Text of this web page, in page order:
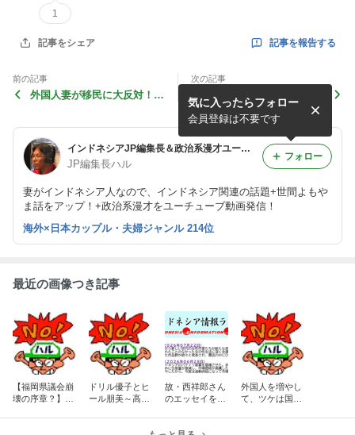
1
記事をシェア 記事を報告する
前の記事
外国人妻が移民に大反対！ 3
次の記事
【政治風刺漫才】高市早苗が
本音を言えない事情
インドネシアJP編集長＆政治系漫才ユーチューバー ハル
JP編集長ハル
妻がインドネシア人なので、インドネシア関連の話題+世間よもや
ま話をアップ！+政治系漫才をユーチューブ動画発信！
気に入ったらフォロー
会員登録は不要です
フォロー
海外×日本カップル・夫婦ジャンル 214位
最近の画像つき記事
【福岡県議会崩
壊の序章？】50
ドリル優子とヒ
ール朋美～高市
故・西祥郎さん
のエッセイを紹
外国人を増やし
て、ツケは国